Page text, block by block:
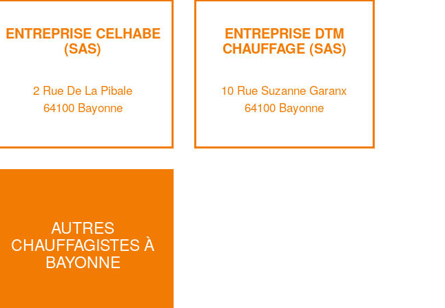
ENTREPRISE CELHABE
(SAS)
2 Rue De La Pibale
64100 Bayonne
ENTREPRISE DTM
CHAUFFAGE (SAS)
10 Rue Suzanne Garanx
64100 Bayonne
AUTRES
CHAUFFAGISTES À
BAYONNE
Vous êtes un
professionnel ?